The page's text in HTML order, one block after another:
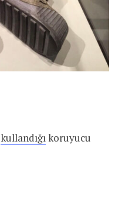
kullandığı koruyucu